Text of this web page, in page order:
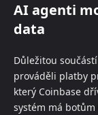
AI agenti
data
Důležitou
prováděli platby
který Coinbase
systém má